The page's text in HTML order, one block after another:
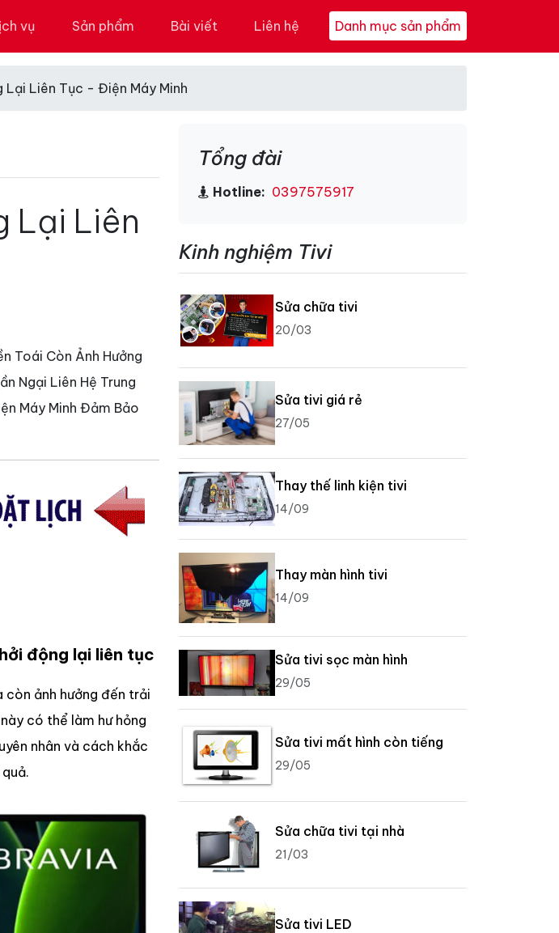
vụ Sản phẩm Bài viết Liên hệ Danh mục sản phẩm
Liên Tục - Điện Máy Minh
Lại Liên
Toái Còn Ảnh Hưởng
Ngại Liên Hệ Trung
Máy Minh Đảm Bảo
động lại liên tục
còn ảnh hưởng đến trải
có thể làm hư hỏng
nhân và cách khắc
Tổng đài
Hotline: 0397575917
Kinh nghiệm Tivi
Sửa chữa tivi
20/03
Sửa tivi giá rẻ
27/05
Thay thế linh kiện tivi
14/09
Thay màn hình tivi
14/09
Sửa tivi sọc màn hình
29/05
Sửa tivi mất hình còn tiếng
29/05
Sửa chữa tivi tại nhà
21/03
Sửa tivi LED